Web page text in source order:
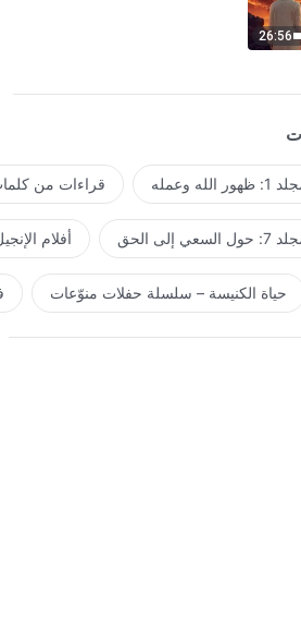
26:56
قراءات من
الحق أفلام
حياة الكنيسة – سلسلة حفلات منوّعات